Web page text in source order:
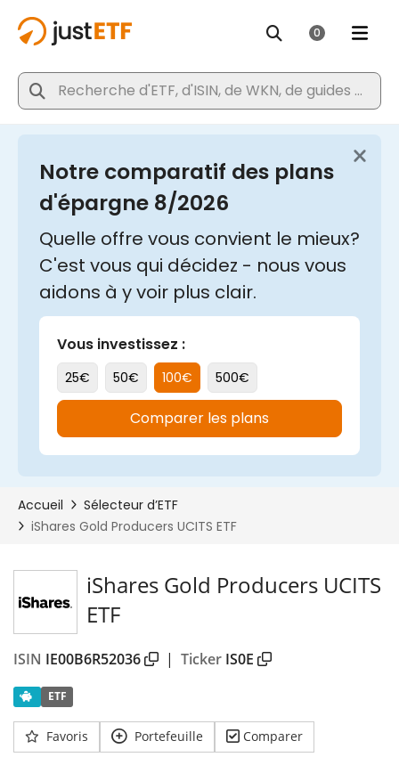
iShares Gold Producers UCITS
ETF
ISIN IE00B6R52036 | Ticker IS0E
ETF
Favoris Portefeuille Comparer